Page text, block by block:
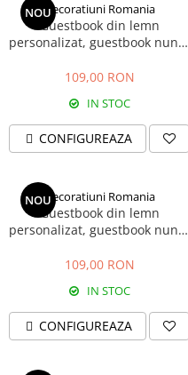
NOUDecoratiuni Romania
Guestbook din lemn
personalizat, guestbook nunta
candele agatate
109,00 RON
IN STOC
CONFIGUREAZA
NOUDecoratiuni Romania
Guestbook din lemn
personalizat, guestbook nunta
banca
109,00 RON
IN STOC
CONFIGUREAZA